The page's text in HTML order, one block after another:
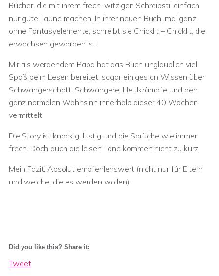
Bücher, die mit ihrem frech-witzigen Schreibstil einfach
nur gute Laune machen. In ihrer neuen Buch, mal ganz
ohne Fantasyelemente, schreibt sie Chicklit – Chicklit, die
erwachsen geworden ist.
Mir als werdendem Papa hat das Buch unglaublich viel
Spaß beim Lesen bereitet, sogar einiges an Wissen über
Schwangerschaft, Schwangere, Heulkrämpfe und den
ganz normalen Wahnsinn innerhalb dieser 40 Wochen
vermittelt.
Die Story ist knackig, lustig und die Sprüche wie immer
frech. Doch auch die leisen Töne kommen nicht zu kurz.
Mein Fazit: Absolut empfehlenswert (nicht nur für Eltern
und welche, die es werden wollen).
Did you like this? Share it:
Tweet